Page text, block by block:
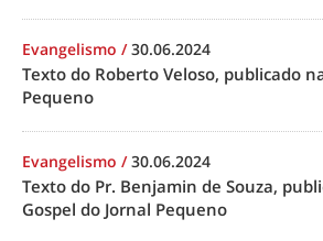
Evangelismo /30.06.2024
Texto do Roberto Veloso, publicado
Pequeno
Evangelismo /30.06.2024
Texto do Pr. Benjamin de Souza,
Gospel do Jornal Pequeno